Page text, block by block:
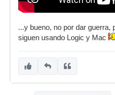
...y bueno, no por dar guerra,
siguen usando Logic y Mac